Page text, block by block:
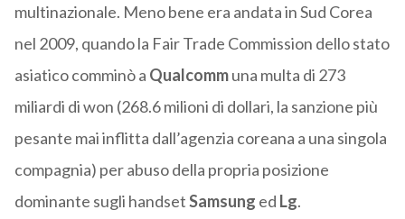
multinazionale. Meno bene era andata in Sud Corea
nel 2009, quando la Fair Trade Commission dello stato
asiatico comminò a Qualcommuna multa di 273
miliardi di won (268.6 milioni di dollari, la sanzione più
pesante mai inflitta dall’agenzia coreana a una singola
compagnia) per abuso della propria posizione
dominante sugli handsetSamsung ed Lg.